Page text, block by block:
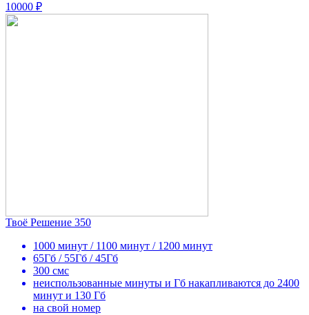
10000 ₽
Твоё Решение 350
1000 минут / 1100 минут / 1200 минут
65Гб / 55Гб / 45Гб
300 смс
неиспользованные минуты и Гб накапливаются до 2400
минут и 130 Гб
на свой номер